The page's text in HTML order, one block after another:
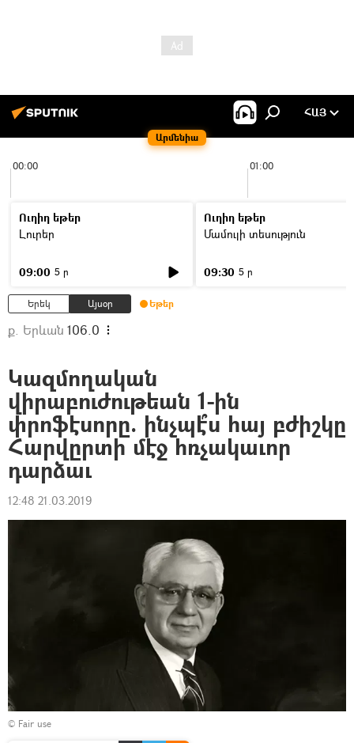
Արմենիա
ՀԱՅ
00:00 01:00
Ուղիղ եթեր
Լուրեր
09:00 5 ր
Ուղիղ եթեր
Մամուլի տեսություն
09:30 5 ր
Երեկ Այսօր Եթեր
ք. Երևան 106.0
Կազմողական
վիրաբուժութեան 1-ին
փրոֆէսորը. ինչպէ՞ս հայ բժիշկը
Հարվըրտի մէջ հռչակաւոր
դարձաւ
12:48 21.03.2019
© Fair use